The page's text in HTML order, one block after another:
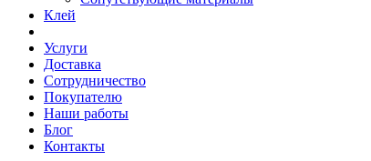
Клей
Услуги
Доставка
Сотрудничество
Покупателю
Наши работы
Блог
Контакты